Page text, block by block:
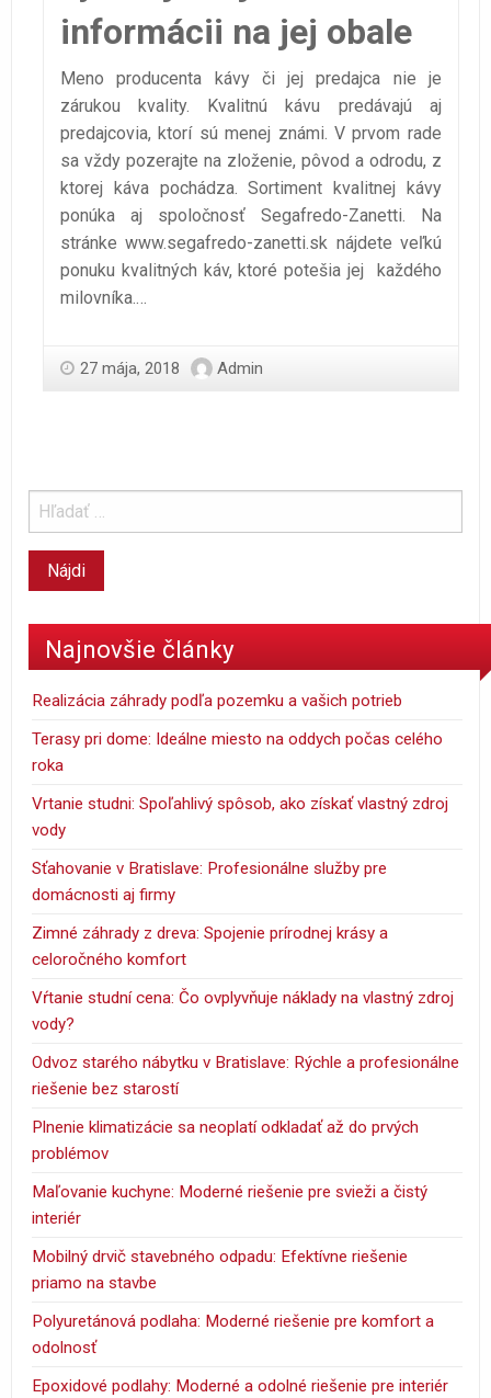
informácii na jej obale
Meno producenta kávy či jej predajca nie je
zárukou kvality. Kvalitnú kávu predávajú aj
predajcovia, ktorí sú menej známi. V prvom rade
sa vždy pozerajte na zloženie, pôvod a odrodu, z
ktorej káva pochádza. Sortiment kvalitnej kávy
ponúka aj spoločnosť Segafredo-Zanetti. Na
stránkewww.segafredo-zanetti.sk nájdete veľkú
ponuku kvalitných káv, ktoré potešia jej každého
milovníka.
27 mája, 2018 Admin
Najnovšie články
Realizácia záhrady podľa pozemku a vašich potrieb
Terasy pri dome: Ideálne miesto na oddych počas celého
roka
Vrtanie studni: Spoľahlivý spôsob, ako získať vlastný zdroj
vody
Sťahovanie v Bratislave: Profesionálne služby pre
domácnosti aj firmy
Zimné záhrady z dreva: Spojenie prírodnej krásy a
celoročného komfort
Vŕtanie studní cena: Čo ovplyvňuje náklady na vlastný zdroj
vody?
Odvoz starého nábytku v Bratislave: Rýchle a profesionálne
riešenie bez starostí
Plnenie klimatizácie sa neoplatí odkladať až do prvých
problémov
Maľovanie kuchyne: Moderné riešenie pre svieži a čistý
interiér
Mobilný drvič stavebného odpadu: Efektívne riešenie
priamo na stavbe
Polyuretánová podlaha: Moderné riešenie pre komfort a
odolnosť
Epoxidové podlahy: Moderné a odolné riešenie pre interiér